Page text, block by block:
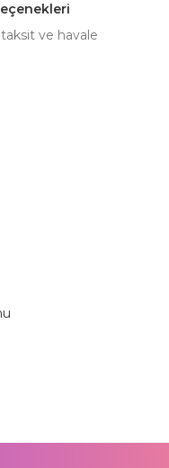
taksit ve havale